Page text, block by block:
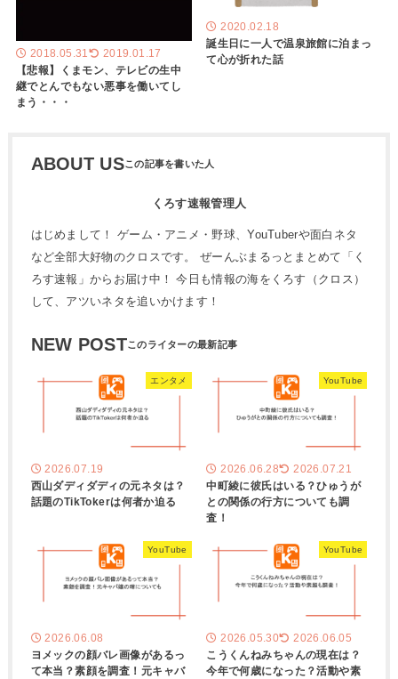
2018.05.31 2019.01.17
【悲報】くまモン、テレビの生中
継でとんでもない悪事を働いてし
まう・・・
2020.02.18
誕生日に一人で温泉旅館に泊まっ
て心が折れた話
ABOUT US
くろす速報管理人
はじめまして！ ゲーム・アニメ・野球、YouTuberや面白ネタ
など全部大好物のクロスです。 ぜーんぶまるっとまとめて「く
ろす速報」からお届け中！ 今日も情報の海をくろす（クロス）
して、アツいネタを追いかけます！
NEW POST
エンタメ
2026.07.19
西山ダディダディの元ネタは？
話題のTikTokerは何者か迫る
YouTube
2026.06.28 2026.07.21
中町綾に彼氏はいる？ひゅうが
との関係の行方についても調
査！
YouTube
2026.06.08
ヨメックの顔バレ画像があるっ
て本当？素顔を調査！元キャバ
YouTube
2026.05.30 2026.06.05
こうくんねみちゃんの現在は？
今年で何歳になった？活動や素